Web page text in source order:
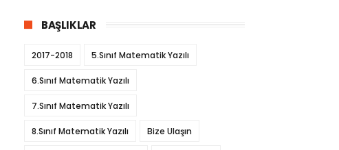
BAŞLIKLAR
2017-2018 5.Sınıf Matematik Yazılı
6.Sınıf Matematik Yazılı
7.Sınıf Matematik Yazılı
8.Sınıf Matematik Yazılı Bize Ulaşın